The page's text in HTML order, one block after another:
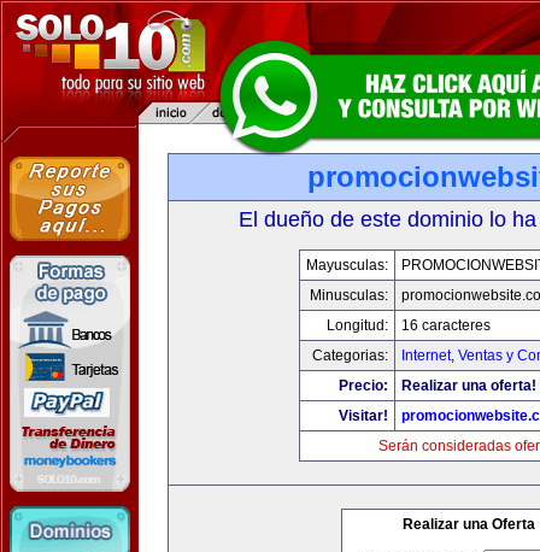
El dueño de este dominio lo
Mayusculas:
Minusculas:
Longitud:
16 caracteres
Categorias:
Internet, Ventas y
Precio:
Realizar una oferta!
Visitar!
Serán consideradas
Realizar una Oferta